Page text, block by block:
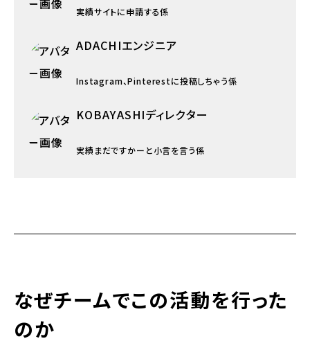
実績サイトに申請する係
ADACHIエンジニア
Instagram、Pinterestに投稿しちゃう係
KOBAYASHIディレクター
実績まだですかーと小言を言う係
なぜチームでこの活動を行った
のか